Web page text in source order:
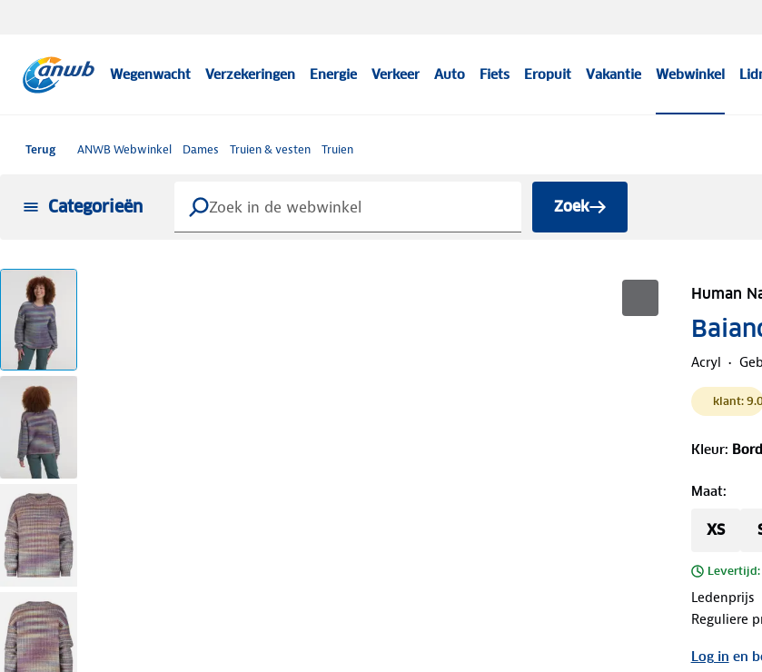
Wegenwacht Verzekeringen Energie Verkeer Auto Fiets Eropuit Vakantie Webwinkel
Terug ANWB Webwinkel Dames Truien & vesten Truien
Categorieën Zoek
Human
Acryl
klant:
Kleur:
Maat:
XS
Levertijd:
Ledenprijs
Reguliere
Log in en